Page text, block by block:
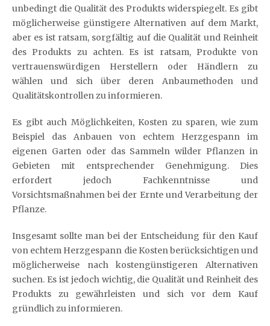
unbedingt die Qualität des Produkts widerspiegelt. Es gibt
möglicherweise günstigere Alternativen auf dem Markt,
aber es ist ratsam, sorgfältig auf die Qualität und Reinheit
des Produkts zu achten. Es ist ratsam, Produkte von
vertrauenswürdigen Herstellern oder Händlern zu
wählen und sich über deren Anbaumethoden und
Qualitätskontrollen zu informieren.
Es gibt auch Möglichkeiten, Kosten zu sparen, wie zum
Beispiel das Anbauen von echtem Herzgespann im
eigenen Garten oder das Sammeln wilder Pflanzen in
Gebieten mit entsprechender Genehmigung. Dies
erfordert jedoch Fachkenntnisse und
Vorsichtsmaßnahmen bei der Ernte und Verarbeitung der
Pflanze.
Insgesamt sollte man bei der Entscheidung für den Kauf
von echtem Herzgespann die Kosten berücksichtigen und
möglicherweise nach kostengünstigeren Alternativen
suchen. Es ist jedoch wichtig, die Qualität und Reinheit des
Produkts zu gewährleisten und sich vor dem Kauf
gründlich zu informieren.